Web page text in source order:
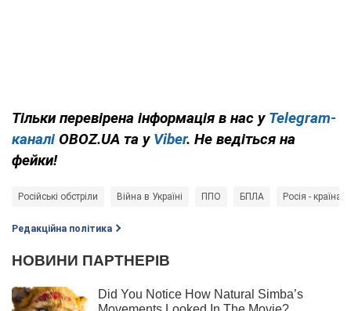
Тільки перевірена інформація в нас у Telegram-
каналі OBOZ.UA та у Viber. Не ведіться на
фейки!
Російські обстріли Війна в Україні ППО БПЛА Росія - країна-
Редакційна політика